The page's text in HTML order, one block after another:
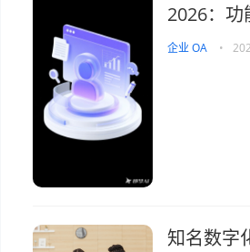
2026：
企业 OA •
知名数字